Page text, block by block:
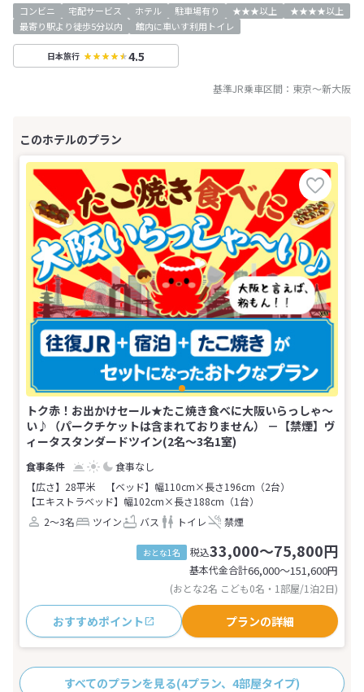
コンビニ 宅配サービス ホテル 駐車場有り ★★★以上
★★★★以上
最寄り駅より徒歩5分以内
館内に車いす利用トイレ
日本旅行 4.5
基準JR乗車区間： 東京～新大阪
トク赤！お出かけセール★たこ焼き食べに大阪いらっしゃ～
い♪（パークチケットは含まれておりません） －【禁煙】ヴ
ィータスタンダードツイン(2名～3名1室)
食事なし
【広さ】28平米
【ベッド】幅110cm×長さ196cm（2台）
【エキストラベッド】幅102cm×長さ188cm（1台）
2～3名
ツイン バス トイレ 禁煙
おとな1名 税込33,000～75,800円
基本代金合計66,000〜151,600円
(おとな2名 こども0名・1部屋/1泊2日)
おすすめポイント プランの詳細
すべてのプランを見る(4プラン、4部屋タイプ)